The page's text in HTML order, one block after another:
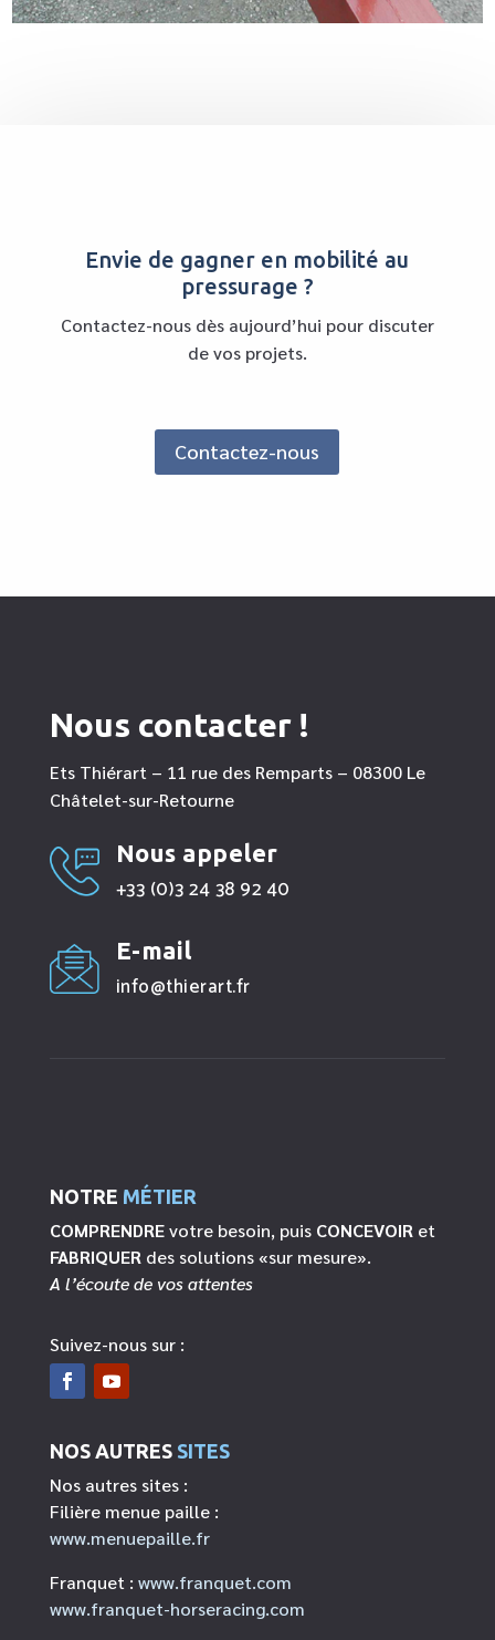
Envie de gagner en mobilité au
pressurage ?
Contactez-nous dès aujourd’hui pour discuter
de vos projets.
Contactez-nous
Nous contacter !
Ets Thiérart – 11 rue des Remparts – 08300 Le
Châtelet-sur-Retourne
Nous appeler
+33 (0)3 24 38 92 40
E-mail
info@thierart.fr
NOTRE MÉTIER
COMPRENDREvotre besoin, puis CONCEVOIR et
FABRIQUER des solutions «sur mesure».
A l’écoute de vos attentes
Suivez-nous sur :
NOS AUTRESSITES
Nos autres sites :
Filière menue paille :
www.menuepaille.fr
Franquet : www.franquet.com
www.franquet-horseracing.com